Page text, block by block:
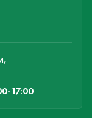
17:00